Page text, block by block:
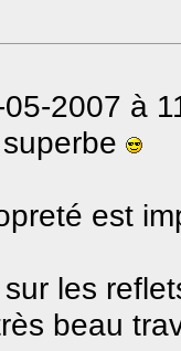
2007 à
est
les
beau